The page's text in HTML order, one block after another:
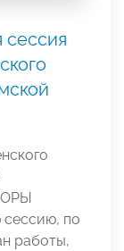
сессия
по
работы,